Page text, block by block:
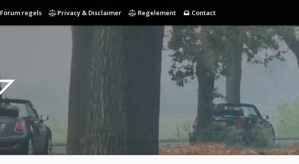
Forum regels Privacy & Disclaimer Regelement Contact